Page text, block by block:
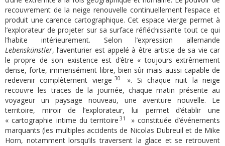
recouvrement de la neige renouvelle continuellement l’espace et
produit une carence cartographique. Cet espace vierge permet à
l’explorateur de projeter sur sa surface réfléchissante tout ce qui
l’habite intérieurement. Selon l’expression allemande
Lebenskünstler, l’aventurier est appelé à être artiste de sa vie car
le propre de son existence est d’être « toujours extrêmement
dense, forte, immensément libre, bien sûr mais aussi capable de
redevenir complètement vierge30
». Si chaque nuit la neige
recouvre les traces de la journée, chaque matin présente au
voyageur un paysage nouveau, une aventure nouvelle. Le
territoire, miroir de l’explorateur, lui permet d’établir une
« cartographie intime du territoire31
» constituée d’événements
marquants (les multiples accidents de Nicolas Dubreuil et de Mike
Horn, notamment lorsqu’ils traversent la glace et se retrouvent